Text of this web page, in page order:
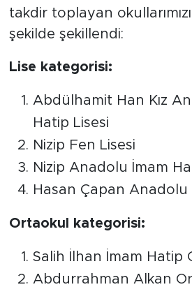
takdir toplayan
şekilde şekillendi:
Lise kategorisi:
Abdülhamit Han Kız
Hatip Lisesi
Nizip Fen Lisesi
Nizip Anadolu İmam
Hasan Çapan Anadolu
Ortaokul kategorisi:
Salih İlhan İmam Hatip
Abdurrahman Alkan